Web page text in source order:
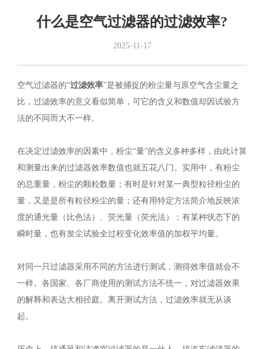
什么是空气过滤器的过滤效率?
2025-11-17
空气过滤器的“过滤效率”是被捕捉的粉尘量与原空气含尘量之
比，过滤效率的意义看似简单，可它的含义和数值却因试验方
法的不同而大不一样。
在决定过滤效率的因素中，粉尘“量”的含义多种多样，由此计算
和测量出来的过滤器效率数值也就五花八门。实用中，有粉尘
的总重量，粉尘的颗粒数量；有时是针对某一典型粒径粉尘的
量，又是是所有粒径粉尘的量；还有用特定方法简介地反映浓
度的通光量（比色法）、荧光量（荧光法）；有某种状态下的
瞬时量，也有发尘试验全过程变化效率值的加权平均量。
对同一只过滤器采用不同的方法进行测试，测得效率值就会不
一样。各国家、各厂商使用的测试方法不统一，对过滤器效果
的解释和表达大相径庭。离开测试方法，过滤效率就无从谈
起。